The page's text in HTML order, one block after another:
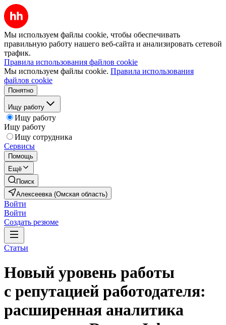
Мы используем файлы cookie, чтобы обеспечивать
правильную работу нашего веб-сайта и анализировать сетевой
трафик.
Правила использования файлов cookie
Мы используем файлы cookie. Правила использования
файлов cookie
Понятно
Ищу работу
Ищу работу
Ищу работу
Ищу сотрудника
Сервисы
Помощь
Ещё
Поиск
Алексеевка (Омская область)
Войти
Войти
Создать резюме
Статьи
Новый уровень работы
с репутацией работодателя:
расширенная аналитика